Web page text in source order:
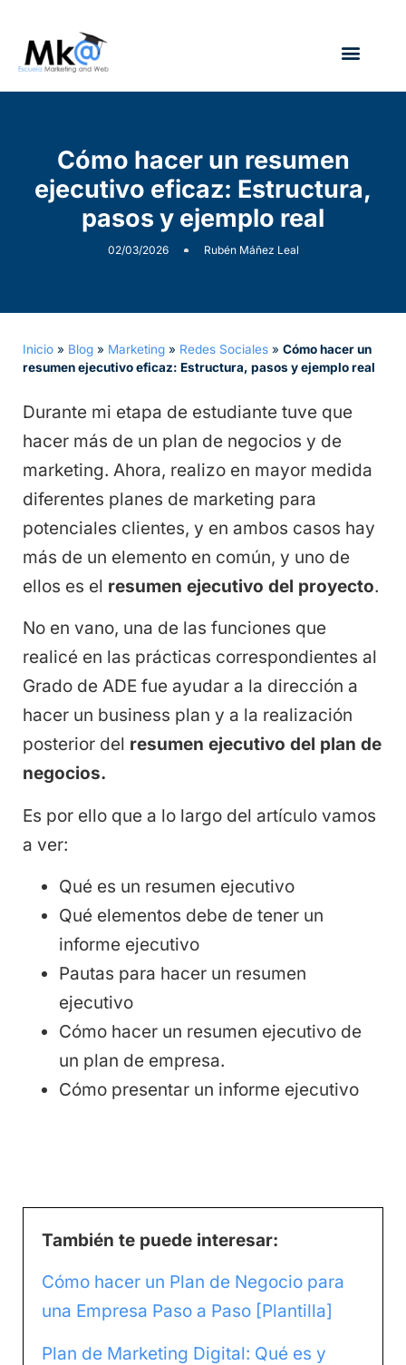
Cómo hacer un resumen
ejecutivo eficaz: Estructura,
pasos y ejemplo real
02/03/2026 Rubén Máñez Leal
Inicio » Blog » Marketing » Redes Sociales » Cómo hacer un
resumen ejecutivo eficaz: Estructura, pasos y ejemplo real
Durante mi etapa de estudiante tuve que
hacer más de un plan de negocios y de
marketing. Ahora, realizo en mayor medida
diferentes planes de marketing para
potenciales clientes, y en ambos casos hay
más de un elemento en común, y uno de
ellos es el resumen ejecutivo del proyecto.
No en vano, una de las funciones que
realicé en las prácticas correspondientes al
Grado de ADE fue ayudar a la dirección a
hacer un business plan y a la realización
posterior del resumen ejecutivo del plan de
negocios.
Es por ello que a lo largo del artículo vamos
a ver:
Qué es un resumen ejecutivo
Qué elementos debe de tener un
informe ejecutivo
Pautas para hacer un resumen
ejecutivo
Cómo hacer un resumen ejecutivo de
un plan de empresa.
Cómo presentar un informe ejecutivo
También te puede interesar:
Cómo hacer un Plan de Negocio para
una Empresa Paso a Paso [Plantilla]
Plan de Marketing Digital: Qué es y